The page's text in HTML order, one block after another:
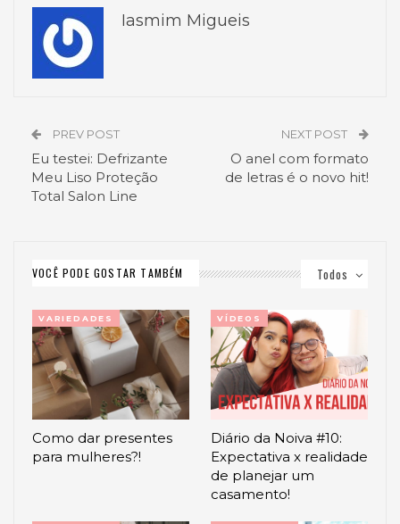
Iasmim Migueis
PREV POST
Eu testei: Defrizante
Meu Liso Proteção
Total Salon Line
NEXT POST
O anel com formato
de letras é o novo hit!
Todos
VOCÊ PODE GOSTAR TAMBÉM
VARIEDADES
Como dar presentes
para mulheres?!
VÍDEOS
Diário da Noiva #10:
Expectativa x realidade
de planejar um
casamento!